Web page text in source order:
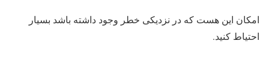
امکان این هست که در نزدیکی خطر وجود داشته باشد بسیار
احتیاط کنید.